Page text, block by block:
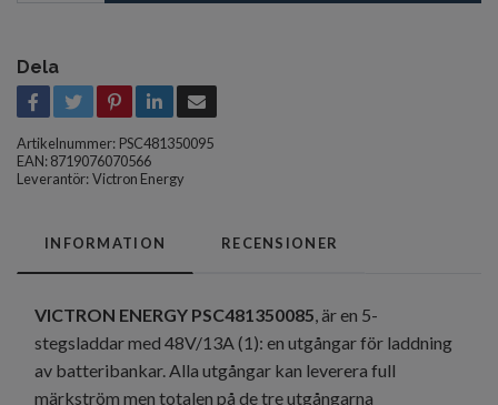
Dela
Artikelnummer: PSC481350095
EAN: 8719076070566
Leverantör:Victron Energy
INFORMATION RECENSIONER
VICTRON ENERGY PSC481350085, är en 5-
stegsladdar med 48V/13A (1): en utgångar för laddning
av batteribankar. Alla utgångar kan leverera full
märkström men totalen på de tre utgångarna